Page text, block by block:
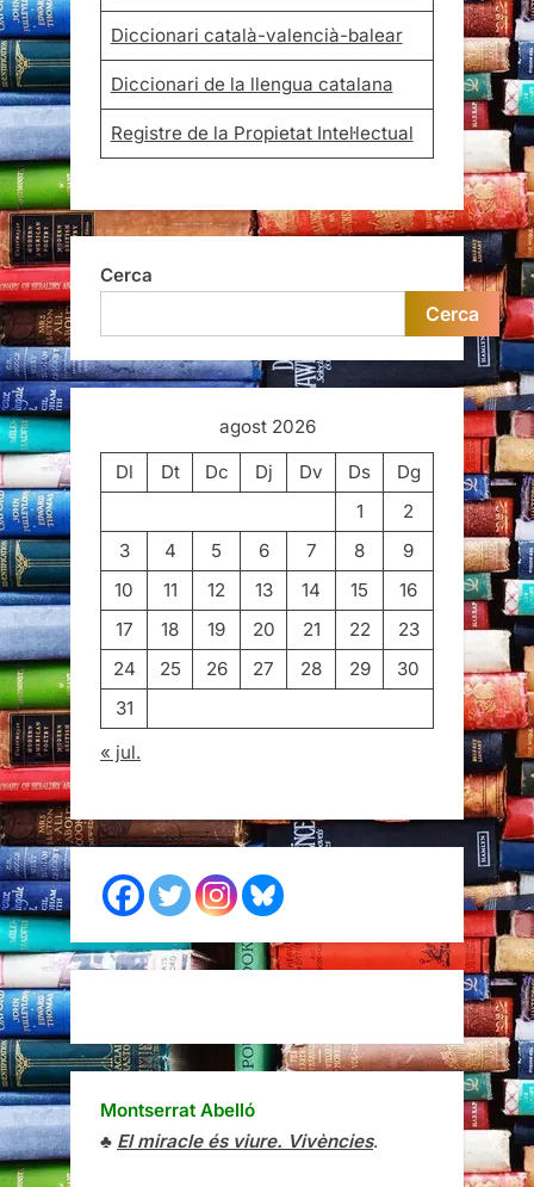
Diccionari català-valencià-balear
Diccionari de la llengua catalana
Registre de la Propietat Intel·lectual
Cerca
Cerca
agost 2026
Dl
Dt Dc Dj Dv Ds
Dg
1
2
3
4 5 6 7 8
9
10
11 12 13 14 15
16
17
18 19 20 21 22
23
24
25 26 27 28 29
30
31
« jul.
Montserrat Abelló
♣ El miracle és viure. Vivències.